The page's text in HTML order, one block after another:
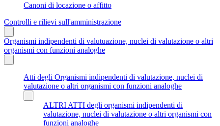
Canoni di locazione o affitto
Controlli e rilievi sull'amministrazione
Organismi indipendenti di valutuazione, nuclei di valutazione o altri
organismi con funzioni analoghe
Atti degli Organismi indipendenti di valutazione, nuclei di
valutazione o altri organismi con funzioni analoghe
ALTRI ATTI degli organismi indipendenti di
valutazione, nuclei di valutazione o altri organismi con
funzioni analoghe